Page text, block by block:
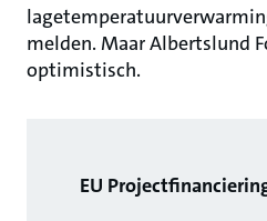
melden. Maar Albertslund
optimistisch.
EU